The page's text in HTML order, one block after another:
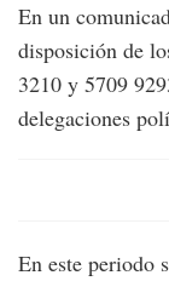
En un
disposición de
3210 y 5709
delegaciones
En este periodo